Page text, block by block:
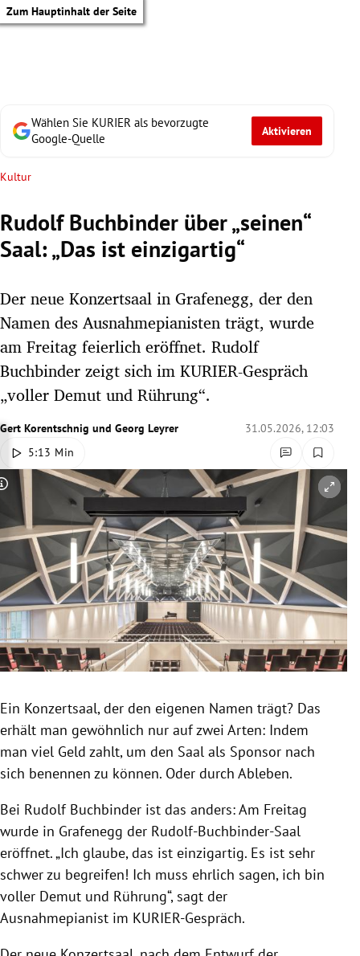
Zum Hauptinhalt der Seite
Untermenü
Untermenü
Untermenü
Untermenü
Untermenü
Untermenü
Untermenü
Untermenü
Wählen Sie KURIER als bevorzugte
Google-Quelle
Aktivieren
Kultur
Rudolf Buchbinder über „seinen“
Saal: „Das ist einzigartig“
Der neue Konzertsaal in Grafenegg, der den
Namen des Ausnahmepianisten trägt, wurde
am Freitag feierlich eröffnet. Rudolf
Buchbinder zeigt sich im KURIER-Gespräch
„voller Demut und Rührung“.
Gert Korentschnig und Georg Leyrer
31.05.2026, 12:03
5:13 Min
Copyright-Hinweis öffnen/schließen
Ein Konzertsaal, der den eigenen Namen trägt? Das
erhält man gewöhnlich nur auf zwei Arten: Indem
man viel Geld zahlt, um den Saal als Sponsor nach
sich benennen zu können. Oder durch Ableben.
Bei Rudolf Buchbinder ist das anders: Am Freitag
wurde in Grafenegg der Rudolf-Buchbinder-Saal
eröffnet. „Ich glaube, das ist einzigartig. Es ist sehr
schwer zu begreifen! Ich muss ehrlich sagen, ich bin
voller Demut und Rührung“, sagt der
Ausnahmepianist im KURIER-Gespräch.